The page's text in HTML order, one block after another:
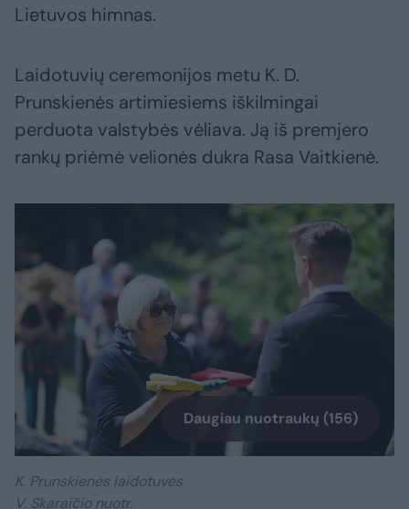
Lietuvos himnas.
Laidotuvių ceremonijos metu K. D.
Prunskienės artimiesiems iškilmingai
perduota valstybės vėliava. Ją iš premjero
rankų priėmė velionės dukra Rasa Vaitkienė.
Daugiau nuotraukų (156)
K. Prunskienės laidotuvės
V. Skaraičio nuotr.